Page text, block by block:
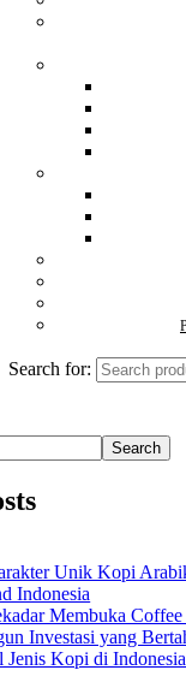
Search for:
Search
Unik Kopi
Indonesia
Membuka
Investasi yang
Jenis Kopi di